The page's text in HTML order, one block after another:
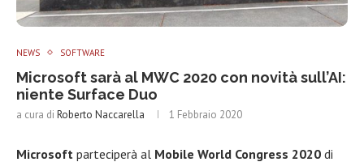
NEWS SOFTWARE
Microsoft sarà al MWC 2020 con novità sull’AI:
niente Surface Duo
a cura di Roberto Naccarella 1 Febbraio 2020
Microsoft parteciperà al Mobile World Congress 2020 di